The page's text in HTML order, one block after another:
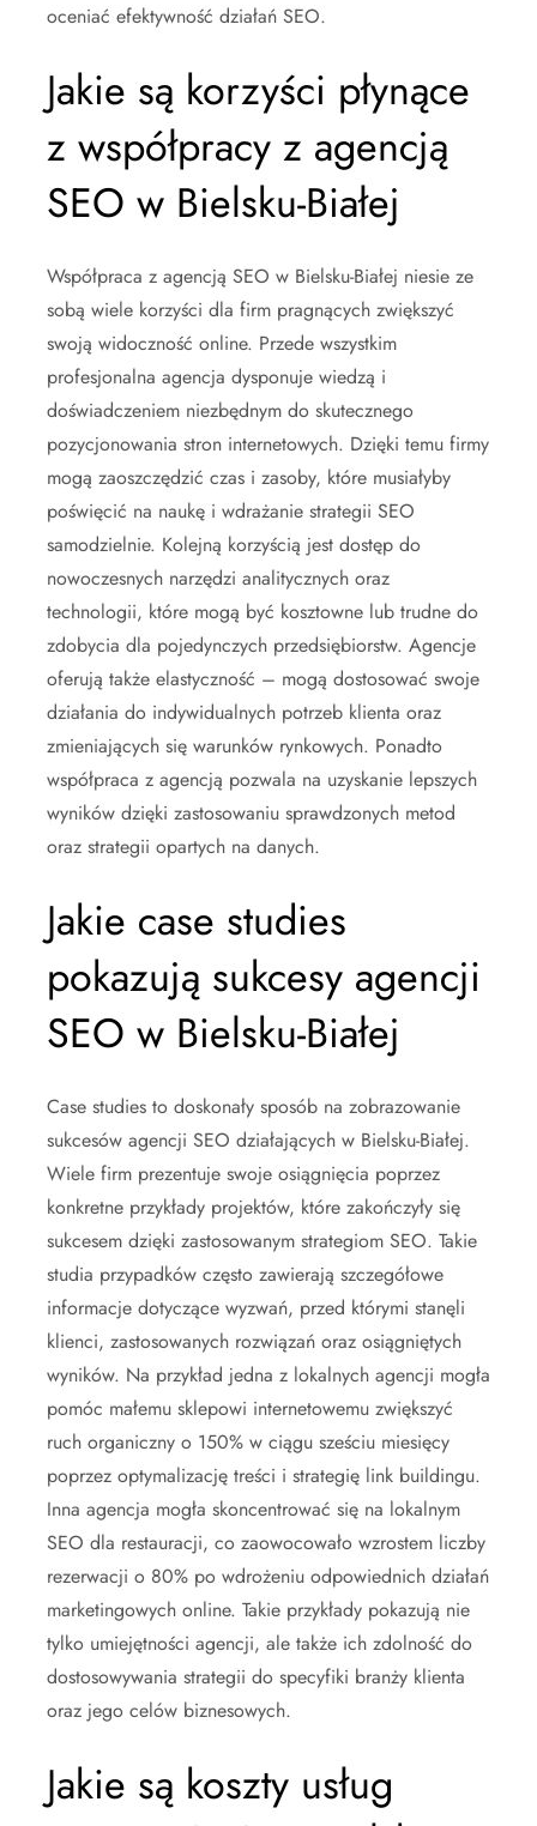
oceniać efektywność działań SEO.
Jakie są korzyści płynące
z współpracy z agencją
SEO w Bielsku-Białej
Współpraca z agencją SEO w Bielsku-Białej niesie ze
sobą wiele korzyści dla firm pragnących zwiększyć
swoją widoczność online. Przede wszystkim
profesjonalna agencja dysponuje wiedzą i
doświadczeniem niezbędnym do skutecznego
pozycjonowania stron internetowych. Dzięki temu firmy
mogą zaoszczędzić czas i zasoby, które musiałyby
poświęcić na naukę i wdrażanie strategii SEO
samodzielnie. Kolejną korzyścią jest dostęp do
nowoczesnych narzędzi analitycznych oraz
technologii, które mogą być kosztowne lub trudne do
zdobycia dla pojedynczych przedsiębiorstw. Agencje
oferują także elastyczność – mogą dostosować swoje
działania do indywidualnych potrzeb klienta oraz
zmieniających się warunków rynkowych. Ponadto
współpraca z agencją pozwala na uzyskanie lepszych
wyników dzięki zastosowaniu sprawdzonych metod
oraz strategii opartych na danych.
Jakie case studies
pokazują sukcesy agencji
SEO w Bielsku-Białej
Case studies to doskonały sposób na zobrazowanie
sukcesów agencji SEO działających w Bielsku-Białej.
Wiele firm prezentuje swoje osiągnięcia poprzez
konkretne przykłady projektów, które zakończyły się
sukcesem dzięki zastosowanym strategiom SEO. Takie
studia przypadków często zawierają szczegółowe
informacje dotyczące wyzwań, przed którymi stanęli
klienci, zastosowanych rozwiązań oraz osiągniętych
wyników. Na przykład jedna z lokalnych agencji mogła
pomóc małemu sklepowi internetowemu zwiększyć
ruch organiczny o 150% w ciągu sześciu miesięcy
poprzez optymalizację treści i strategię link buildingu.
Inna agencja mogła skoncentrować się na lokalnym
SEO dla restauracji, co zaowocowało wzrostem liczby
rezerwacji o 80% po wdrożeniu odpowiednich działań
marketingowych online. Takie przykłady pokazują nie
tylko umiejętności agencji, ale także ich zdolność do
dostosowywania strategii do specyfiki branży klienta
oraz jego celów biznesowych.
Jakie są koszty usług